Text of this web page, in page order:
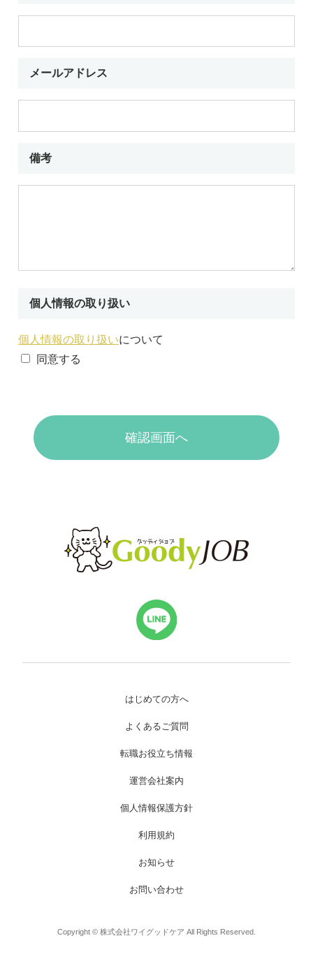
メールアドレス
備考
個人情報の取り扱い
個人情報の取り扱いについて
同意する
確認画面へ
はじめての方へ
よくあるご質問
転職お役立ち情報
運営会社案内
個人情報保護方針
利用規約
お知らせ
お問い合わせ
Copyright © 株式会社ワイグッドケア All Rights Reserved.